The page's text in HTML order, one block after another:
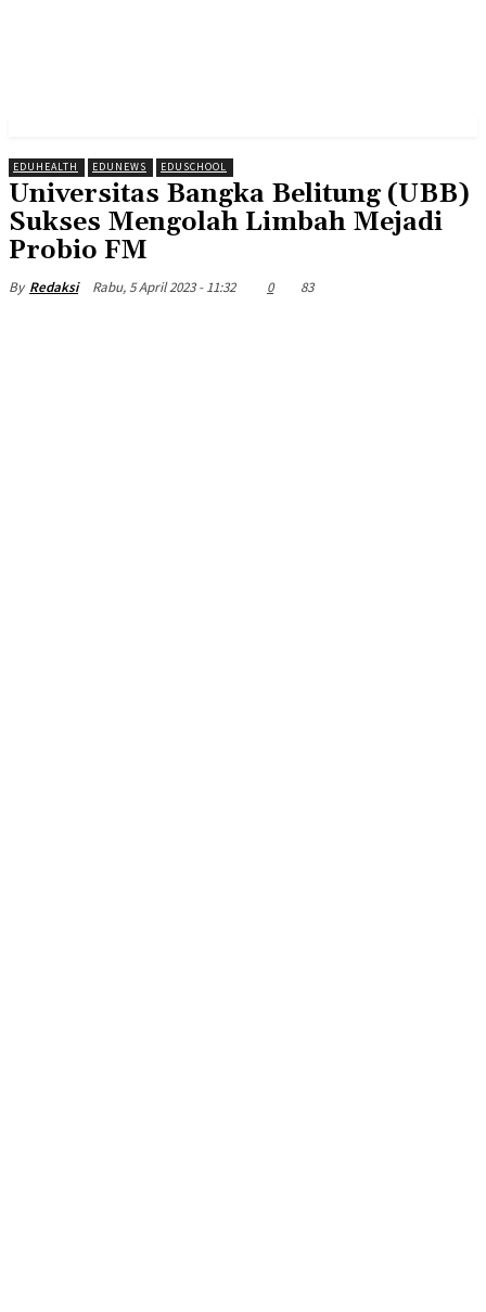
EDUHEALTH EDUNEWS EDUSCHOOL
Universitas Bangka Belitung (UBB)
Sukses Mengolah Limbah Mejadi
Probio FM
By Redaksi Rabu, 5 April 2023 - 11:32 0 83